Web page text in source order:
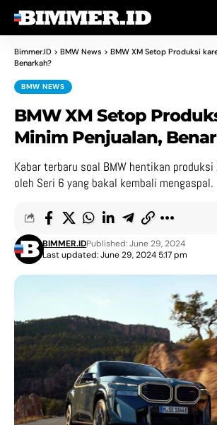
Bimmer.ID > BMW News > BMW XM Setop Produksi
Benarkah?
BMW NEWS
BMW XM Setop
Minim Penjualan,
Kabar terbaru soal BMW hentikan
oleh Seri 6 yang bakal kembali mengaspal.
Last updated: June 29, 2024 5:17 pm
BIMMER.IDPublished: June 29, 2024